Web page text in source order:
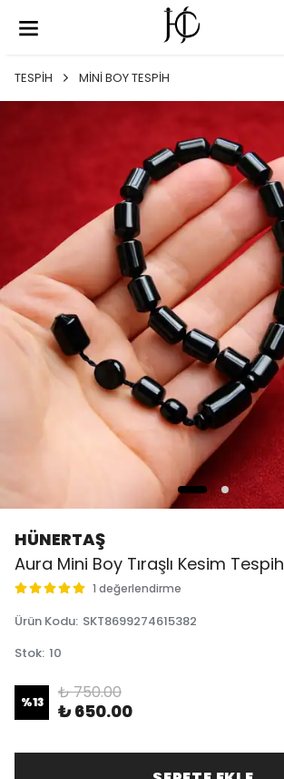
TESPİH MİNİ BOY TESPİH
HÜNERTAŞ
Aura Mini Boy Tıraşlı Kesim Tespih
1 değerlendirme
Ürün Kodu: SKT8699274615382
Stok: 10
%13 ₺ 750.00
₺ 650.00